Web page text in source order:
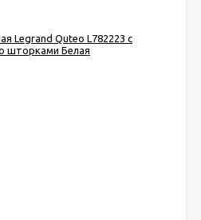
Legrand Quteo L782223 с
шторками Белая